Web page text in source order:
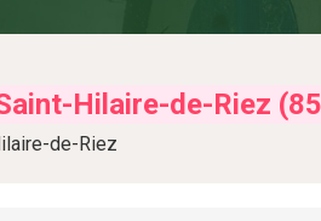
Hilaire-de-Riez
de-Riez